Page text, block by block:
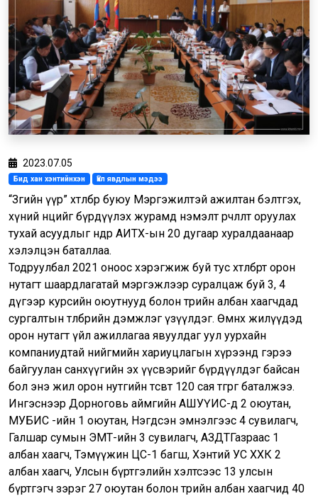
2023.07.05
Бид хан хэнтийнхэн Үйл явдлын мэдээ
“Зөгийн үүр” хөтөлбөр буюу Мэргэжилтэй ажилтан бэлтгэх,
хүний нөөцийг бүрдүүлэх журамд нэмэлт өөрчлөлт оруулах
тухай асуудлыг өнөөдөр АИТХ-ын 20 дугаар хуралдаанаар
хэлэлцэн баталлаа.
Тодруулбал 2021 оноос хэрэгжиж буй тус хөтөлбөрт орон
нутагт шаардлагатай мэргэжлээр суралцаж буй 3, 4
дүгээр курсийн оюутнууд болон төрийн албан хаагчдад
сургалтын төлбөрийн дэмжлэг үзүүлдэг. Өмнөх жилүүдэд
орон нутагт үйл ажиллагаа явуулдаг уул уурхайн
компаниудтай нийгмийн хариуцлагын хүрээнд гэрээ
байгуулан санхүүгийн эх үүсвэрийг бүрдүүлдэг байсан
бол энэ жил орон нутгийн төсөвт 120 сая төгрөг баталжээ.
Ингэснээр Дорноговь аймгийн АШУҮИС-д 2 оюутан,
МУБИС -ийн 1 оюутан, Нэгдсэн эмнэлгээс 4 сувилагч,
Галшар сумын ЭМТ-ийн 3 сувилагч, АЗДТГазраас 1
албан хаагч, Тэмүүжин ЦС-1 багш, Хэнтий УС ХХК 2
албан хаагч, Улсын бүртгэлийн хэлтсээс 13 улсын
бүртгэгч зэрэг 27 оюутан болон төрийн албан хаагчид 40